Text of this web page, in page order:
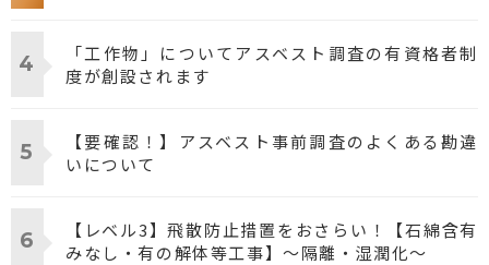
「工作物」についてアスベスト調査の有資格者制
度が創設されます
【要確認！】アスベスト事前調査のよくある勘違
いについて
【レベル3】飛散防止措置をおさらい！【石綿含有
みなし・有の解体等工事】～隔離・湿潤化～